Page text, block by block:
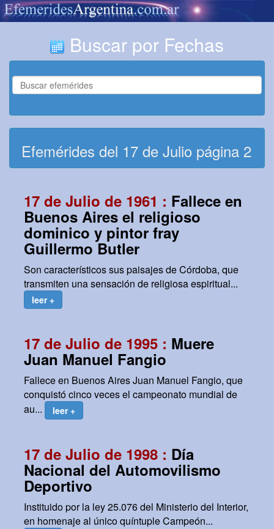
Buscar por Fechas
Efemérides del 17 de Julio página 2
17 de Julio de 1961 : Fallece en
Buenos Aires el religioso
dominico y pintor fray
Guillermo Butler
Son característicos sus paisajes de Córdoba, que
transmiten una sensación de religiosa espiritual...
leer +
17 de Julio de 1995 : Muere
Juan Manuel Fangio
Fallece en Buenos Aires Juan Manuel Fangio, que
conquistó cinco veces el campeonato mundial de
au...
leer +
17 de Julio de 1998 : Día
Nacional del Automovilismo
Deportivo
Instituido por la ley 25.076 del Ministerio del Interior,
en homenaje al único quíntuple Campeón...